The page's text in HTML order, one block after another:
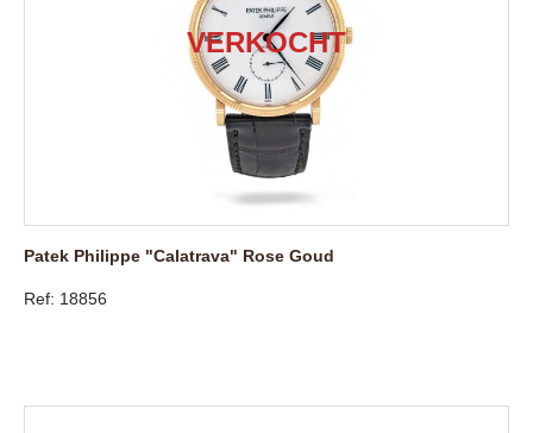
Patek Philippe "Calatrava" Rose Goud
Ref: 18856